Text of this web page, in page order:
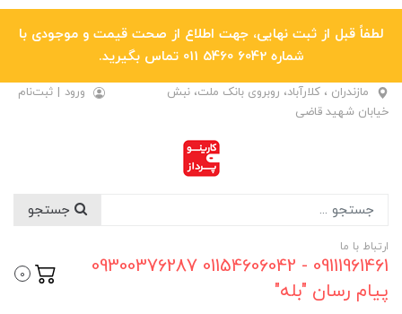
لطفاً قبل از ثبت نهایی، جهت اطلاع از صحت قیمت و موجودی با
شماره 6042 5460 011 تماس بگیرید.
مازندران ، کلارآباد، روبروی بانک ملت، نبش
خیابان شهید قاضی
ورود | ثبت‌نام
ارتباط با ما
09111961461 - 01154606042 09300376287
پیام رسان "بله"
0